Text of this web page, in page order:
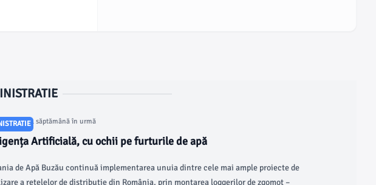
cu 1 săptămână în urmă
Artificială, cu ochii pe furturile de apă
de Apă Buzău continuă implementarea unuia dintre cele mai ample proiecte de
a rețelelor de distribuție din România, prin montarea loggerilor de zgomot –